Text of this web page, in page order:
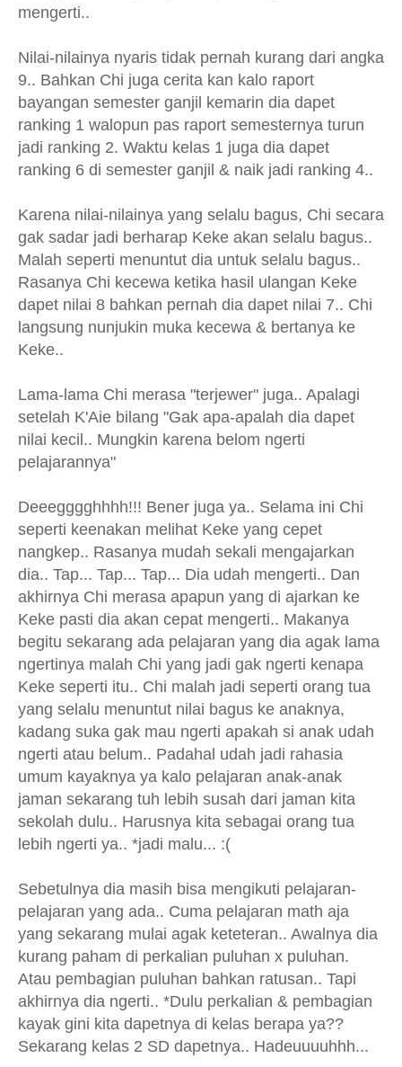
mengerti..
Nilai-nilainya nyaris tidak pernah kurang dari angka
9.. Bahkan Chi juga cerita kan kalo raport
bayangan semester ganjil kemarin dia dapet
ranking 1 walopun pas raport semesternya turun
jadi ranking 2. Waktu kelas 1 juga dia dapet
ranking 6 di semester ganjil & naik jadi ranking 4..
Karena nilai-nilainya yang selalu bagus, Chi secara
gak sadar jadi berharap Keke akan selalu bagus..
Malah seperti menuntut dia untuk selalu bagus..
Rasanya Chi kecewa ketika hasil ulangan Keke
dapet nilai 8 bahkan pernah dia dapet nilai 7.. Chi
langsung nunjukin muka kecewa & bertanya ke
Keke..
Lama-lama Chi merasa "terjewer" juga.. Apalagi
setelah K'Aie bilang "Gak apa-apalah dia dapet
nilai kecil.. Mungkin karena belom ngerti
pelajarannya"
Deeegggghhhh!!! Bener juga ya.. Selama ini Chi
seperti keenakan melihat Keke yang cepet
nangkep.. Rasanya mudah sekali mengajarkan
dia.. Tap... Tap... Tap... Dia udah mengerti.. Dan
akhirnya Chi merasa apapun yang di ajarkan ke
Keke pasti dia akan cepat mengerti.. Makanya
begitu sekarang ada pelajaran yang dia agak lama
ngertinya malah Chi yang jadi gak ngerti kenapa
Keke seperti itu.. Chi malah jadi seperti orang tua
yang selalu menuntut nilai bagus ke anaknya,
kadang suka gak mau ngerti apakah si anak udah
ngerti atau belum.. Padahal udah jadi rahasia
umum kayaknya ya kalo pelajaran anak-anak
jaman sekarang tuh lebih susah dari jaman kita
sekolah dulu.. Harusnya kita sebagai orang tua
lebih ngerti ya.. *jadi malu... :(
Sebetulnya dia masih bisa mengikuti pelajaran-
pelajaran yang ada.. Cuma pelajaran math aja
yang sekarang mulai agak keteteran.. Awalnya dia
kurang paham di perkalian puluhan x puluhan.
Atau pembagian puluhan bahkan ratusan.. Tapi
akhirnya dia ngerti.. *Dulu perkalian & pembagian
kayak gini kita dapetnya di kelas berapa ya??
Sekarang kelas 2 SD dapetnya.. Hadeuuuuhhh...